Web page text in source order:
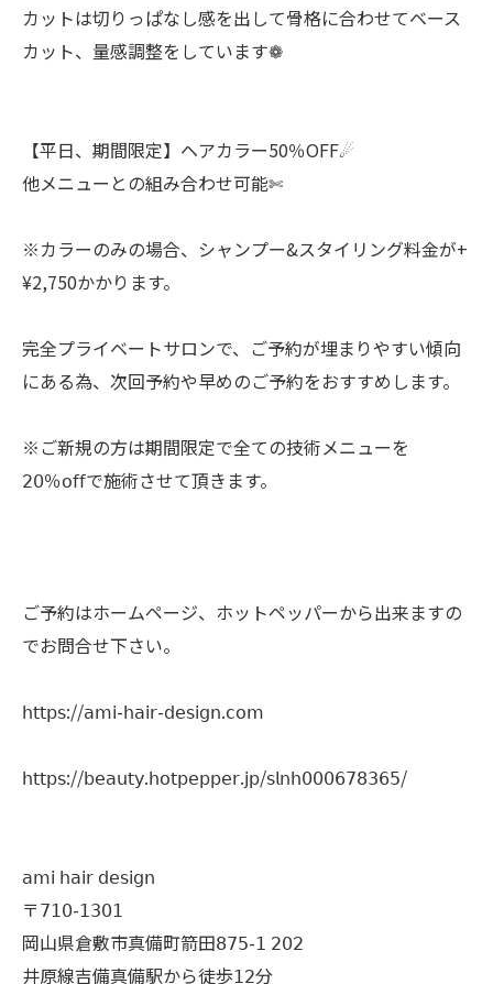
カットは切りっぱなし感を出して骨格に合わせてベース
カット、量感調整をしています❁
【平日、期間限定】ヘアカラー50％OFF☄︎
他メニューとの組み合わせ可能✄
※カラーのみの場合、シャンプー&スタイリング料金が+
¥2,750かかります。
完全プライベートサロンで、ご予約が埋まりやすい傾向
にある為、次回予約や早めのご予約をおすすめします。
※ご新規の方は期間限定で全ての技術メニューを
𝟤𝟢％𝗈𝖿𝖿で施術させて頂きます。
ご予約はホームページ、ホットペッパーから出来ますの
でお問合せ下さい。
𝗁𝗍𝗍𝗉𝗌://𝖺𝗆𝗂-𝗁𝖺𝗂𝗋-𝖽𝖾𝗌𝗂𝗀𝗇.𝖼𝗈𝗆
𝗁𝗍𝗍𝗉𝗌://𝖻𝖾𝖺𝗎𝗍𝗒.𝗁𝗈𝗍𝗉𝖾𝗉𝗉𝖾𝗋.𝗃𝗉/𝗌𝗅𝗇𝗁𝟢𝟢𝟢𝟨𝟩𝟪𝟥𝟨𝟧/
𝖺𝗆𝗂 𝗁𝖺𝗂𝗋 𝖽𝖾𝗌𝗂𝗀𝗇
〒𝟩𝟣𝟢-𝟣𝟥𝟢𝟣
岡山県倉敷市真備町箭田𝟪𝟩𝟧-𝟣 𝟤𝟢𝟤
井原線吉備真備駅から徒歩𝟣𝟤分